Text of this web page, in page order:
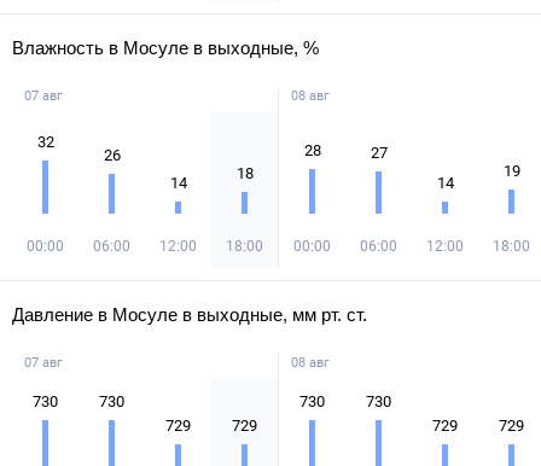
Влажность в Мосуле в выходные, %
07 авг
32
00:00
26
06:00
14
12:00
18
18:00
08 авг
28
00:00
27
06:00
14
12:00
19
18:00
Давление в Мосуле в выходные, мм рт. ст.
07 авг
730 730
729 729
08 авг
730 730
729 729